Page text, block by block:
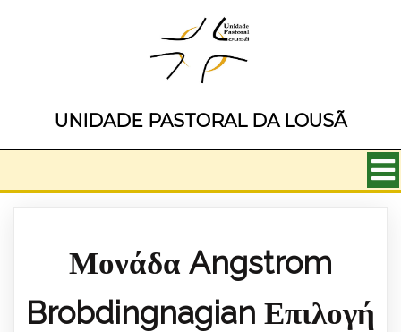
UNIDADE PASTORAL DA LOUSÃ
Μονάδα Angstrom
Brobdingnagian Επιλογή